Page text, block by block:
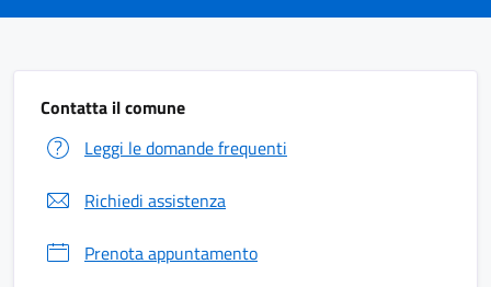
Contatta il comune
Leggi le domande frequenti
Richiedi assistenza
Prenota appuntamento